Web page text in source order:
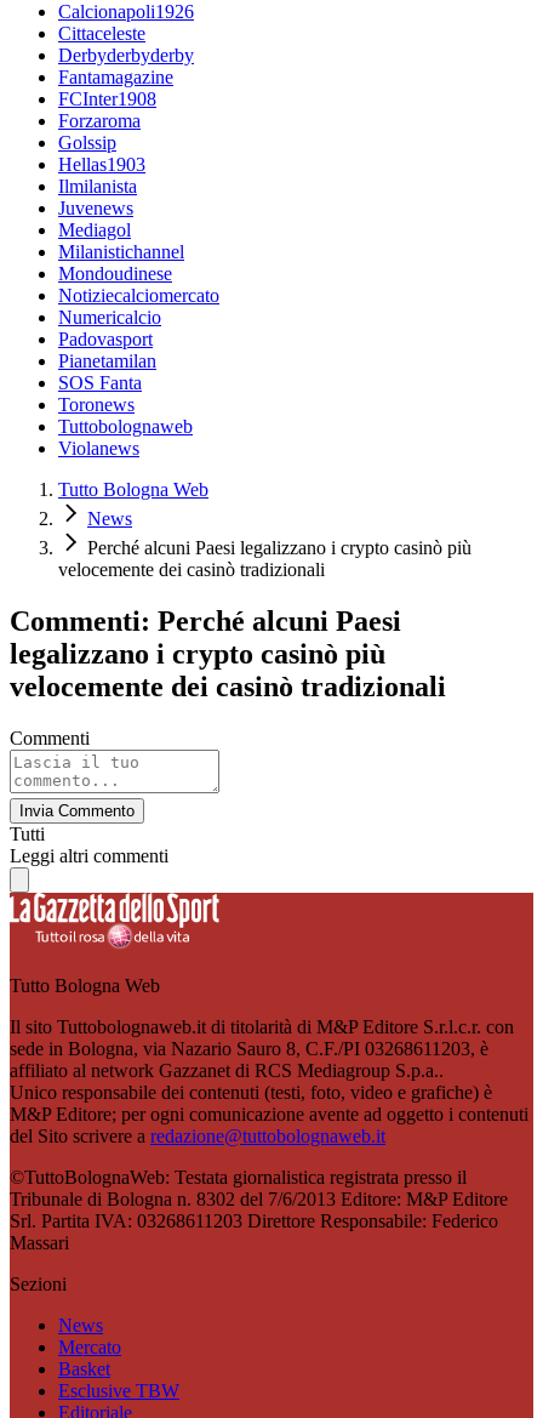
Calcionapoli1926
Cittaceleste
Derbyderbyderby
Fantamagazine
FCInter1908
Forzaroma
Golssip
Hellas1903
Ilmilanista
Juvenews
Mediagol
Milanistichannel
Mondoudinese
Notiziecalciomercato
Numericalcio
Padovasport
Pianetamilan
SOS Fanta
Toronews
Tuttobolognaweb
Violanews
Tutto Bologna Web
News
Perché alcuni Paesi legalizzano i crypto casinò più
velocemente dei casinò tradizionali
Commenti: Perché alcuni Paesi
legalizzano i crypto casinò più
velocemente dei casinò tradizionali
Commenti
Invia Commento
Tutti
Leggi altri commenti
Tutto Bologna Web
Il sito Tuttobolognaweb.it di titolarità di M&P Editore S.r.l.c.r. con
sede in Bologna, via Nazario Sauro 8, C.F./PI 03268611203, è
affiliato al network Gazzanet di RCS Mediagroup S.p.a..
Unico responsabile dei contenuti (testi, foto, video e grafiche) è
M&P Editore; per ogni comunicazione avente ad oggetto i contenuti
del Sito scrivere a redazione@tuttobolognaweb.it
©TuttoBolognaWeb: Testata giornalistica registrata presso il
Tribunale di Bologna n. 8302 del 7/6/2013 Editore: M&P Editore
Srl. Partita IVA: 03268611203 Direttore Responsabile: Federico
Massari
Sezioni
News
Mercato
Basket
Esclusive TBW
Editoriale